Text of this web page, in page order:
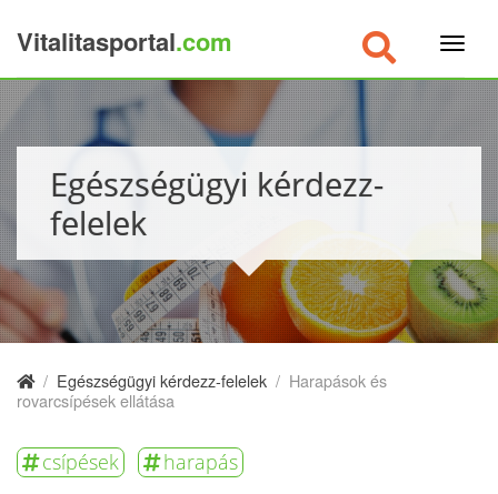
Vitalitasportal.com
Egészségügyi kérdezz-
felelek
/ Egészségügyi kérdezz-felelek / Harapások és
rovarcsípések ellátása
csípések harapás
×